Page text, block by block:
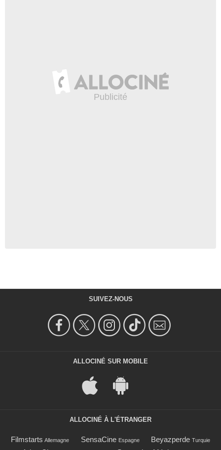
SUIVEZ-NOUS
ALLOCINÉ SUR MOBILE
ALLOCINÉ À L'ÉTRANGER
Filmstarts Allemagne SensaCine Espagne Beyazperde Turquie